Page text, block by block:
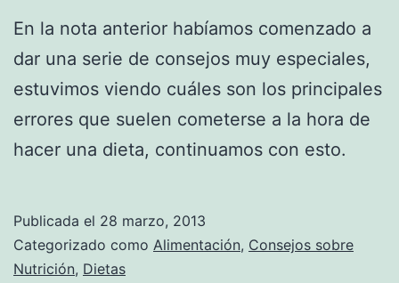
En la nota anterior habíamos comenzado a
dar una serie de consejos muy especiales,
estuvimos viendo cuáles son los principales
errores que suelen cometerse a la hora de
hacer una dieta, continuamos con esto.
Publicada el 28 marzo, 2013
Categorizado como Alimentación, Consejos sobre
Nutrición, Dietas